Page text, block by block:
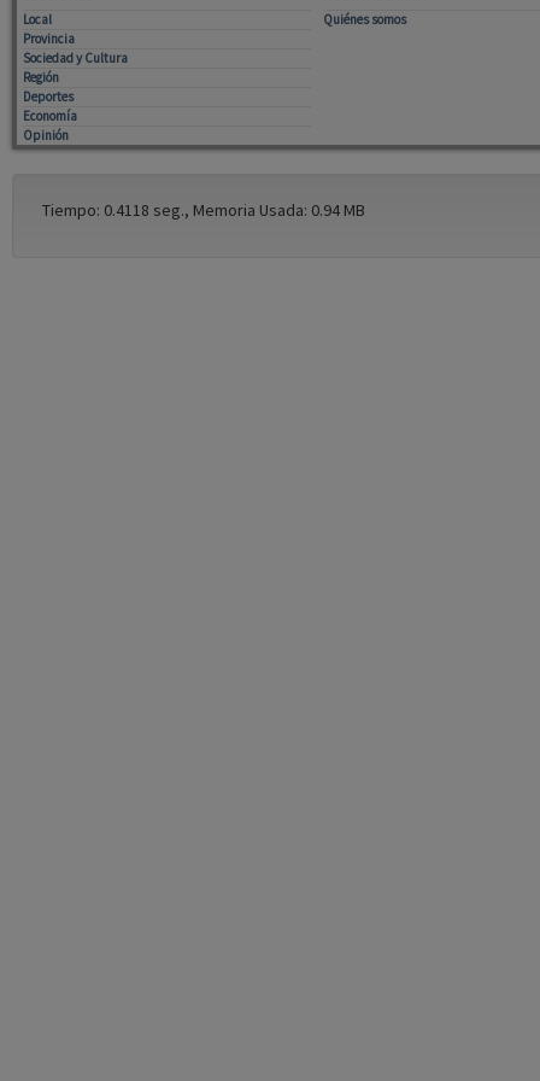
Local
Provincia
Sociedad y Cultura
Región
Deportes
Economía
Opinión
Quiénes somos
Tiempo: 0.4118 seg., Memoria Usada: 0.94 MB